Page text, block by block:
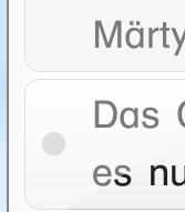
Das
es